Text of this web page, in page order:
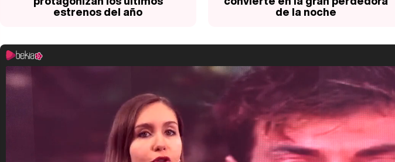
estrenos del año de la noche